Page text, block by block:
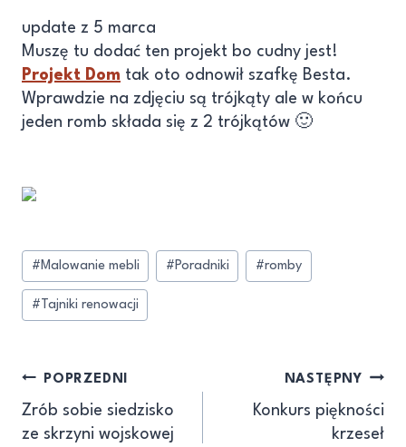
update z 5 marca
Muszę tu dodać ten projekt bo cudny jest!
Projekt Dom tak oto odnowił szafkę Besta.
Wprawdzie na zdjęciu są trójkąty ale w końcu
jeden romb składa się z 2 trójkątów 🙂
# Malowanie mebli # Poradniki #romby
#Tajniki renowacji
POPRZEDNI
Zrób sobie siedzisko
ze skrzyni wojskowej
NASTĘPNY
Konkurs piękności
krzeseł